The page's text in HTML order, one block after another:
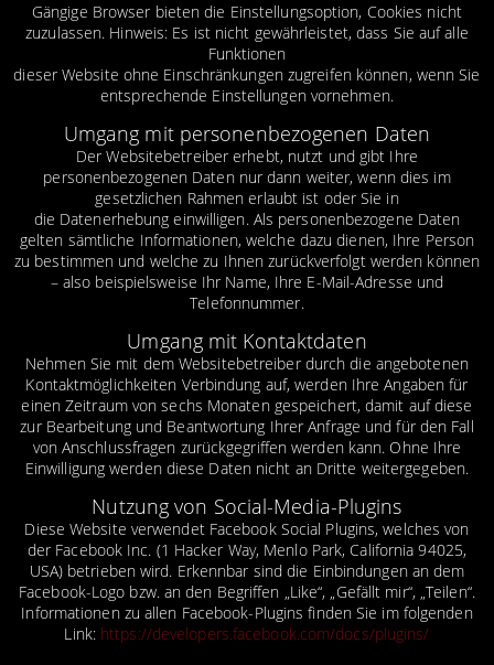
Gängige Browser bieten die Einstellungsoption, Cookies nicht
zuzulassen. Hinweis: Es ist nicht gewährleistet, dass Sie auf alle
Funktionen
dieser Website ohne Einschränkungen zugreifen können, wenn Sie
entsprechende Einstellungen vornehmen.
Umgang mit personenbezogenen Daten
Der Websitebetreiber erhebt, nutzt und gibt Ihre
personenbezogenen Daten nur dann weiter, wenn dies im
gesetzlichen Rahmen erlaubt ist oder Sie in
die Datenerhebung einwilligen. Als personenbezogene Daten
gelten sämtliche Informationen, welche dazu dienen, Ihre Person
zu bestimmen und welche zu Ihnen zurückverfolgt werden können
– also beispielsweise Ihr Name, Ihre E-Mail-Adresse und
Telefonnummer.
Umgang mit Kontaktdaten
Nehmen Sie mit dem Websitebetreiber durch die angebotenen
Kontaktmöglichkeiten Verbindung auf, werden Ihre Angaben für
einen Zeitraum von sechs Monaten gespeichert, damit auf diese
zur Bearbeitung und Beantwortung Ihrer Anfrage und für den Fall
von Anschlussfragen zurückgegriffen werden kann. Ohne Ihre
Einwilligung werden diese Daten nicht an Dritte weitergegeben.
Nutzung von Social-Media-Plugins
Diese Website verwendet Facebook Social Plugins, welches von
der Facebook Inc. (1 Hacker Way, Menlo Park, California 94025,
USA) betrieben wird. Erkennbar sind die Einbindungen an dem
Facebook-Logo bzw. an den Begriffen „Like“, „Gefällt mir“, „Teilen“.
Informationen zu allen Facebook-Plugins finden Sie im folgenden
Link: https://developers.facebook.com/docs/plugins/